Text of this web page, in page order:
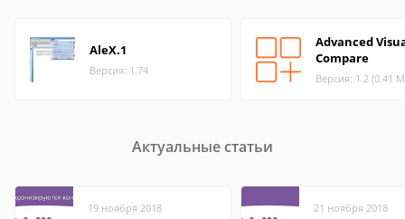
AleX.1
Версия: 1.74
Advanced
Compare
Версия: 1.2 (0.41
Актуальные статьи
19 ноября 2018 21 ноября 2018